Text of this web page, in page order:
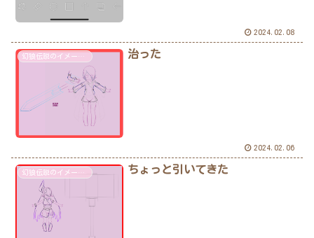
2024.02.08
幻狼伝説のイメージ画像あり 治った
2024.02.06
幻狼伝説のイメージ画像あり ちょっと引いてきた